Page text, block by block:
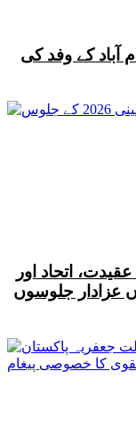
آباد کے وفد کی
پاکستان بھر میں اربعین حسینی 2026 عقیدت، اتحاد اور
عزادار جلوسوں